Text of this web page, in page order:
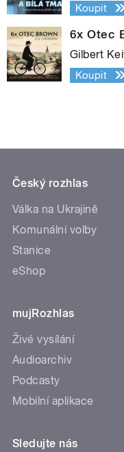
Koupit
6x Otec
Gilbert
Koupit
Český rozhlas
Válka na Ukrajině
Komunální volby
Stanice
eShop
mujRozhlas
Živé vysílání
Audioarchiv
Podcasty
Mobilní aplikace
Sledujte nás